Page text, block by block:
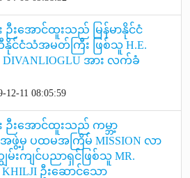
းအောင်ထူးသည် မြန်မာနိုင်ငံ
င်ငံသံအမတ်ကြီး ဖြစ်သူ H.E.
DIVANLIOGLU အား လက်ခံ
12-11 08:05:59
ဉီးအောင်ထူးသည် ကမ္ဘာ့
မှ ပထမအကြိမ် MISSION လာ
းကျင်ပညာရှင်ဖြစ်သူ MR.
KHILJI ဦးဆောင်သော